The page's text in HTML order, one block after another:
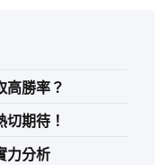
高勝率？
期待！
力分析